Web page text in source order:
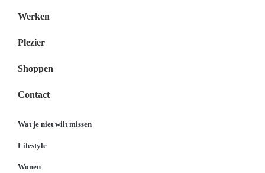
Werken
Plezier
Shoppen
Contact
Wat je niet wilt missen
Lifestyle
Wonen